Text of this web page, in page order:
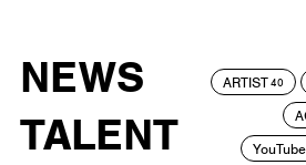
NEWS
TALENT
ARTIST40